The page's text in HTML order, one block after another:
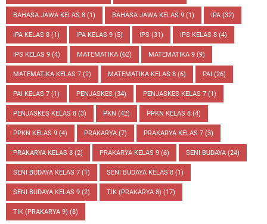
BAHASA JAWA KELAS 8 (1) BAHASA JAWA KELAS 9 (1) IPA (32)
IPA KELAS 8 (1) IPA KELAS 9 (5) IPS (31) IPS KELAS 8 (4)
IPS KELAS 9 (4) MATEMATIKA (62) MATEMATIKA 9 (9)
MATEMATIKA KELAS 7 (2) MATEMATIKA KELAS 8 (6) PAI (26)
PAI KELAS 7 (1) PENJASKES (34) PENJASKES KELAS 7 (1)
PENJASKES KELAS 8 (3) PKN (42) PPKN KELAS 8 (4)
PPKN KELAS 9 (4) PRAKARYA (7) PRAKARYA KELAS 7 (3)
PRAKARYA KELAS 8 (2) PRAKARYA KELAS 9 (6) SENI BUDAYA (24)
SENI BUDAYA KELAS 7 (1) SENI BUDAYA KELAS 8 (1)
SENI BUDAYA KELAS 9 (2) TIK (PRAKARYA 8) (17)
TIK (PRAKARYA 9) (8)